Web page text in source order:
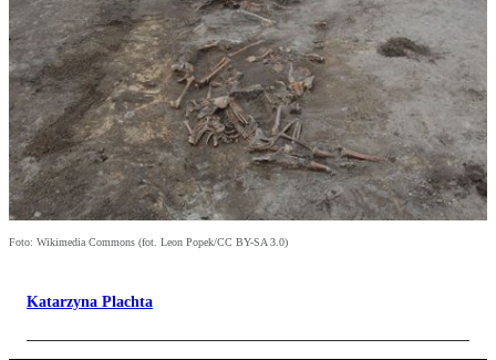
Foto: Wikimedia Commons (fot. Leon Popek/CC BY-SA 3.0)
Katarzyna Plachta